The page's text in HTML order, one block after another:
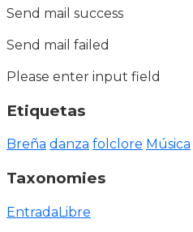
Send mail success
Send mail failed
Please enter input field
Etiquetas
Breña danza folclore Música
Taxonomies
EntradaLibre